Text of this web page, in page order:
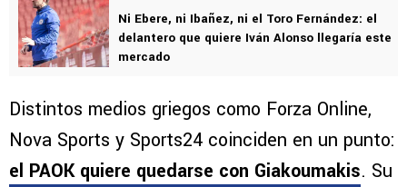
Ni Ebere, ni Ibañez, ni el Toro Fernández: el
delantero que quiere Iván Alonso llegaría este
mercado
Distintos medios griegos como Forza Online,
Nova Sports y Sports24 coinciden en un punto:
el PAOK quiere quedarse con Giakoumakis. Su